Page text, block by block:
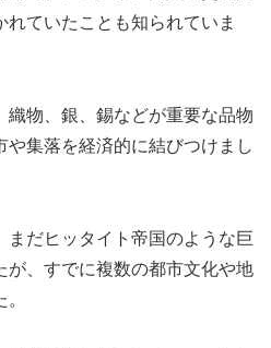
ていたことも知られていま
織物、銀、錫などが重要な品物
や集落を経済的に結びつけまし
まだヒッタイト帝国のような巨
が、すでに複数の都市文化や地